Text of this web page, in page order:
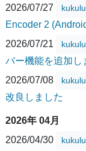
2026/07/27
Encoder 2
2026/07/21
バー機能を追加し
2026/07/08
改良しました
2026年 04月
2026/04/30